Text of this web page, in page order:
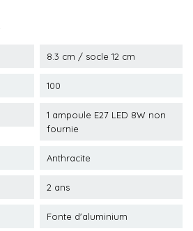
8.3 cm / socle 12 cm
100
1 ampoule E27 LED 8W non
fournie
Anthracite
2 ans
Fonte d'aluminium